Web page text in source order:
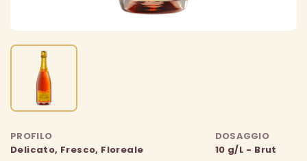
PROFILO
Delicato, Fresco, Floreale
DOSAGGIO
10 g/L - Brut